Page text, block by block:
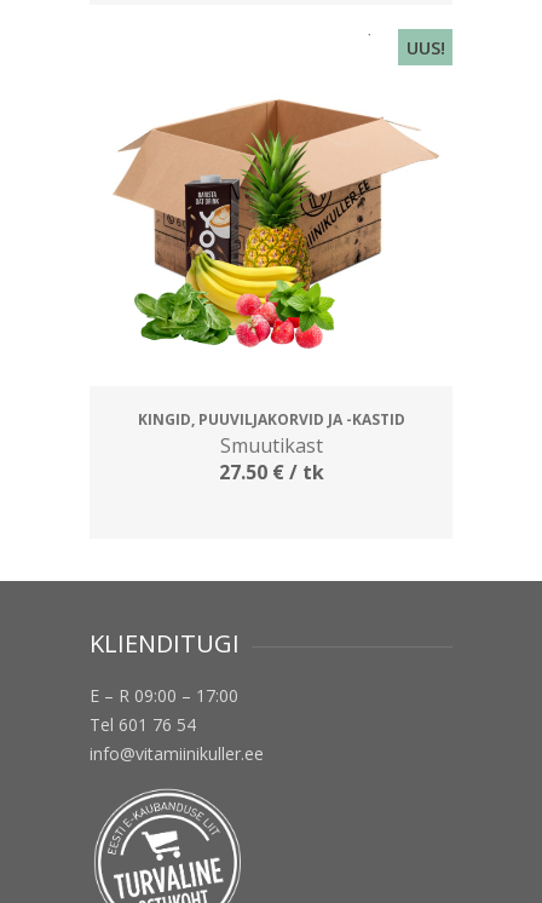
UUS!
KINGID, PUUVILJAKORVID JA -KASTID
Smuutikast
27.50 €/ tk
KLIENDITUGI
E – R 09:00 – 17:00
Tel 601 76 54
info@vitamiinikuller.ee